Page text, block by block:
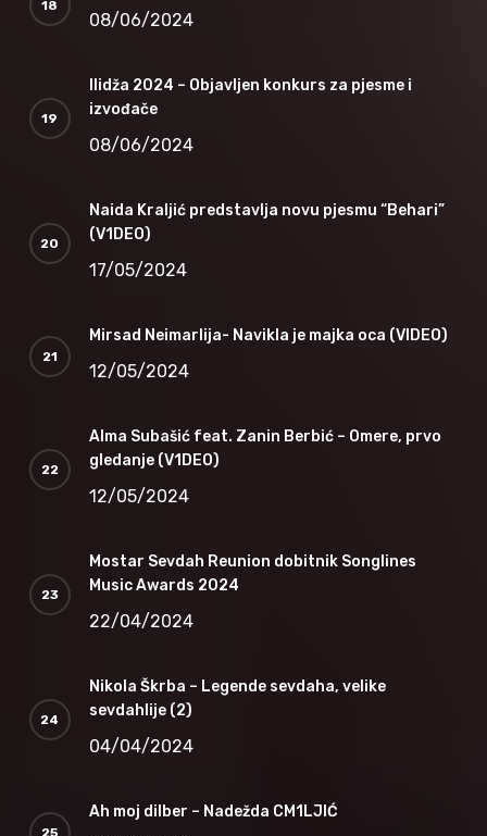
08/06/2024
Ilidža 2024 – Objavljen konkurs za pjesme i
izvođače
08/06/2024
Naida Kraljić predstavlja novu pjesmu “Behari”
(V1DEO)
17/05/2024
Mirsad Neimarlija- Navikla je majka oca (VIDEO)
12/05/2024
Alma Subašić feat. Zanin Berbić – Omere, prvo
gledanje (V1DEO)
12/05/2024
Mostar Sevdah Reunion dobitnik Songlines
Music Awards 2024
22/04/2024
Nikola Škrba – Legende sevdaha, velike
sevdahlije (2)
04/04/2024
Ah moj dilber – Nadežda CM1LJIĆ